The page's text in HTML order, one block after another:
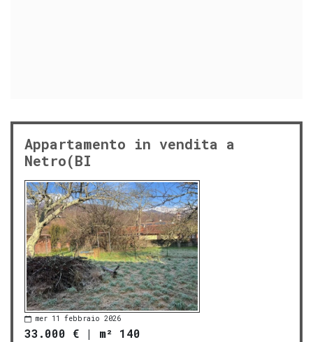
Appartamento in vendita a
Netro(BI
mer 11 febbraio 2026
33.000 € | m² 140